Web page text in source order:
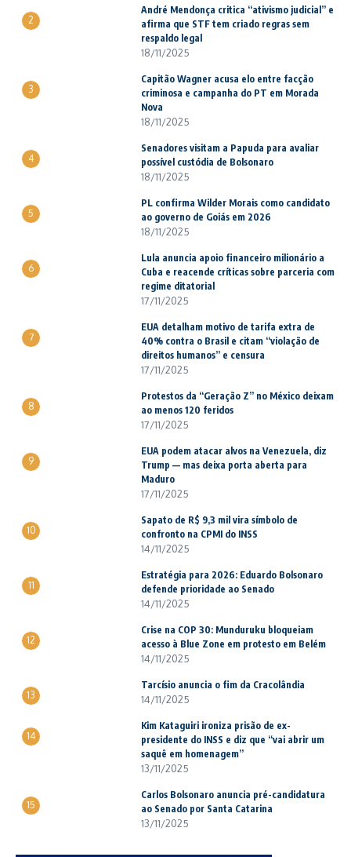
2
André Mendonça critica “ativismo judicial” e
afirma que STF tem criado regras sem
respaldo legal
18/11/2025
3
Capitão Wagner acusa elo entre facção
criminosa e campanha do PT em Morada
Nova
18/11/2025
4
Senadores visitam a Papuda para avaliar
possível custódia de Bolsonaro
18/11/2025
5
PL confirma Wilder Morais como candidato
ao governo de Goiás em 2026
18/11/2025
6
Lula anuncia apoio financeiro milionário a
Cuba e reacende críticas sobre parceria com
regime ditatorial
17/11/2025
7
EUA detalham motivo de tarifa extra de
40% contra o Brasil e citam “violação de
direitos humanos” e censura
17/11/2025
8
Protestos da “Geração Z” no México deixam
ao menos 120 feridos
17/11/2025
9
EUA podem atacar alvos na Venezuela, diz
Trump — mas deixa porta aberta para
Maduro
17/11/2025
10
Sapato de R$ 9,3 mil vira símbolo de
confronto na CPMI do INSS
14/11/2025
11
Estratégia para 2026: Eduardo Bolsonaro
defende prioridade ao Senado
14/11/2025
12
Crise na COP 30: Munduruku bloqueiam
acesso à Blue Zone em protesto em Belém
14/11/2025
13
Tarcísio anuncia o fim da Cracolândia
14/11/2025
14
Kim Kataguiri ironiza prisão de ex-
presidente do INSS e diz que “vai abrir um
saquê em homenagem”
13/11/2025
15
Carlos Bolsonaro anuncia pré-candidatura
ao Senado por Santa Catarina
13/11/2025